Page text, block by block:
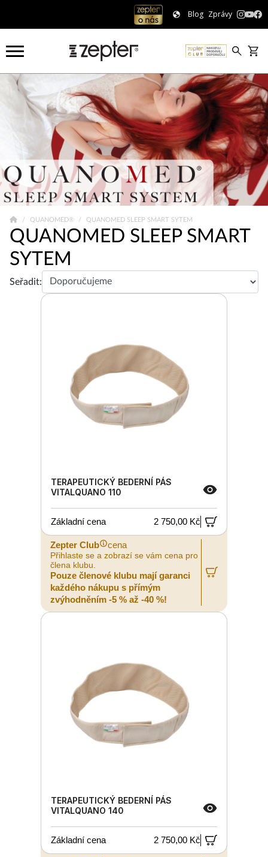
Blog Zprávy
QUANOMED® QUANOMED SLEEP SMART SYTEM
QUANOMED SLEEP SMART
SYTEM
Seřadit:
TERAPEUTICKÝ BEDERNÍ PÁS
VITALQUANO 110
Základní cena 2 750,00 Kč
Zepter Club cena
Přihlaste se a zobrazí se vám cena pro
člena klubu.
Pouze členové klubu mají garanci
každého nákupu s přímým
zvýhodněním -5 % až -40 %!
TERAPEUTICKÝ BEDERNÍ PÁS
VITALQUANO 140
Základní cena 2 750,00 Kč